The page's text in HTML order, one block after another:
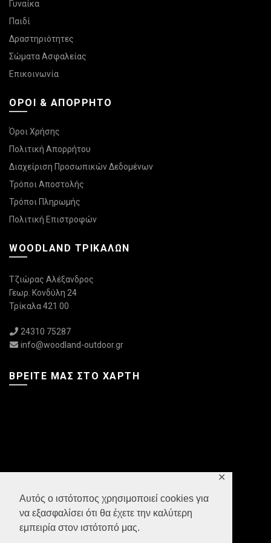
Αυτός ο ιστότοπος χρησιμοποιεί cookies για
να εξασφαλίσει ότι θα έχετε την καλύτερη
εμπειρία στον ιστότοπό μας.
✕
Γυναίκα
Παιδί
Δραστηριότητες
Σώματα Ασφαλείας
Επικοινωνία
ΌΡΟΙ & ΑΠΌΡΡΗΤΟ
Όροι Χρήσης
Πολιτική Απορρήτου
Διαχείριση Προσωπικών Δεδομένων
Τρόποι Αποστολής
Τρόποι Πληρωμής
Πολιτική Επιστροφών
WOODLAND ΤΡΙΚΆΛΩΝ
Τζιώρας Αλέξανδρος
Γεωρ. Κονδύλη 24
Τρίκαλα 421 00
24310 75287
info@woodland-outdoor.gr
ΒΡΕΊΤΕ ΜΑΣ ΣΤΟ ΧΆΡΤΗ